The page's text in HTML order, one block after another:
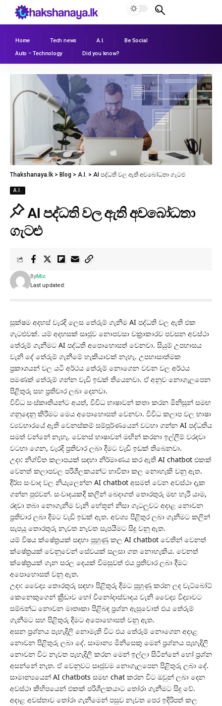
Home Tech news A.I.
Be Social
Auto – Technology
Did you know?
Thakshanaya.lk > Blog > A.I. > AI පද්ධති වල ඇති අවබෝධතා ගැටළු
A.I.
AI පද්ධති වල ඇති අවබෝධතා
ගැටළු
Last updated:
ByMic
සූක්ෂම අදහස් වැරදි ලෙස තේරුම් ගැනීම AI පද්ධති වල ඇති එක
ගැටළුවක්. යම් අදහසක් සෘජුව නොපවසා වක්‍රාකාරව පවසන අවස්ථා
තේරුම් ගැනීමට AI පද්ධති අපොහොසත් වෙනවා. සියුම් උපහාසය
වැනි දේ තේරුම් ගැනීමේ හැකියාවක් නැහැ. උපහාසාත්මක
ප්‍රකාශයන් වල යටි අර්ථය තේරුම් නොගෙන වචන වල අර්ථය
පමණක් තේරුම් ගන්න වැඩි ඉඩක් තියෙනවා. ඒ අනුව නොගැලපෙන
පිළිතුරු සහ ප්‍රතිචාර ලබා දෙනවා.
විවිධ සංස්කෘතියන්ට අයත්, විවිධ භාෂාවන් කතා කරන මිනිසුන් සමඟ
ගනුදෙනු කිරීමට මෙය අපොහොසත් වෙනවා. විවිධ කලාප වල භාෂා
ව්‍යවහාරයේ ඇති වෙනස්කම් සම්පූර්ණයෙන් වටහා ගන්න AI පද්ධතිය
සමත් වන්නේ නැහැ. වෙනස් භාෂාවන් මඟින් කරනා ඉල්ලීම් වරදවා
වටහා ගෙන, වැරදි ප්‍රතිචාර ලබා දීමට වැඩි ඉඩක් තිබෙනවා.
උදා: නිශ්චිත කලාපයක් සඳහා නිර්මාණය කර ඇති AI chatbot එකක්
වෙනත් කලාපවල පරිශීලකයන්ට භාවිතා කල නොහැකි වනු ඇත.
දීර්ඝ සංවාද වල නියැලෙන්න AI chatbot අසමත් වෙන අවස්ථා දැක
ගන්න පුළුවන්. සංවාදයකදී කලින් බෙදාගත් තොරතුරු මඟ හැරී යාම,
රඳවා තබා නොගැනීම වැනි හේතූන් නිසා ගැටලුවට අදාළ නොවන
ප්‍රතිචාර ලබා දීමට වැඩි ඉඩක් ඇත. අවශ්‍ය පිළිතුර ලබා ගැනීමට කලින්
සැපයූ තොරතුරු නැවත නැවත සැපයීමට සිදු වනු ඇත.
යම් විෂය ක්ෂේත්‍රයක් සඳහා පුහුණු කල AI chatbot වෙතින් වෙනත්
ක්ෂේත්‍රයක් වෙනුවෙන් සේවයක් සලසා ගත නොහැකිය. වෙනත්
ක්ෂේත්‍රයක් ගැන සරල දෙයක් විමසුවත් එය ප්‍රතිචාර ලබා දීමට
අපොහොසත් වනු ඇත.
උදා: වෛද්‍ය තොරතුරු සඳහා පිළිතුරු දීමට පුහුණු කරන ලද චැට්බෝට්
කෙනෙකුගෙන් ක්‍රීඩාව හෝ විනෝදාස්වාදය වැනි වෛද්‍ය විද්‍යාවට
සම්බන්ධ නොවන මාතෘකා පිළිබඳ ප්‍රශ්න ඇසුවොත් එය තේරුම්
ගැනීමට සහ පිළිතුරු දීමට අපොහොසත් වනු ඇත.
අසන ප්‍රශ්නය පැහැදිලි නොමැති විට එය තේරුම් නොගෙන අදාළ
නොවන පිළිතුරු ලබා දේ. සාමාන්‍ය මිනිසෙකු මෙන් ප්‍රශ්නය පැහැදිලි
නොවන විට නැවත පැහැදිලි කරන මෙන් ඉල්ලා සිටින්නේ හෝ ප්‍රශ්න
අසන්නේ නැත. ඒ වෙනුවට සෘජුවම නොගැලපෙන පිළිතුරු ලබා දේ.
සාමාන්‍යයෙන් AI chatbots සමඟ chat කරන විට ඔවුන් ලබා දෙන
අවස්ථා කිහිපයෙන් එකක් පරිශීලකයාට තෝරා ගැනීමට සිදු වේ.
අදාළ අවස්තාව තෝරා ගැනීමෙන් පසුව නැවත පෙර ඉදිරිපත් කල